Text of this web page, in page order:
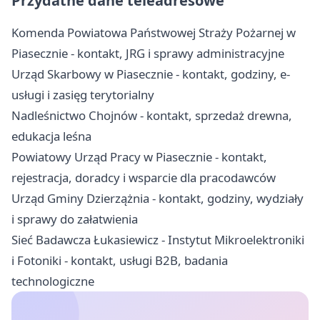
Komenda Powiatowa Państwowej Straży Pożarnej w
Piasecznie - kontakt, JRG i sprawy administracyjne
Urząd Skarbowy w Piasecznie - kontakt, godziny, e-
usługi i zasięg terytorialny
Nadleśnictwo Chojnów - kontakt, sprzedaż drewna,
edukacja leśna
Powiatowy Urząd Pracy w Piasecznie - kontakt,
rejestracja, doradcy i wsparcie dla pracodawców
Urząd Gminy Dzierzążnia - kontakt, godziny, wydziały
i sprawy do załatwienia
Sieć Badawcza Łukasiewicz - Instytut Mikroelektroniki
i Fotoniki - kontakt, usługi B2B, badania
technologiczne